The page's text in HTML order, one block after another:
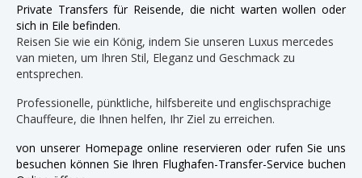
Private Transfers für Reisende, die nicht warten wollen oder
sich in Eile befinden.
Reisen Sie wie ein König, indem Sie unseren Luxus mercedes
van mieten, um Ihren Stil, Eleganz und Geschmack zu
entsprechen.
Professionelle, pünktliche, hilfsbereite und englischsprachige
Chauffeure, die Ihnen helfen, Ihr Ziel zu erreichen.
von unserer Homepage online reservieren oder rufen Sie uns
besuchen können Sie Ihren Flughafen-Transfer-Service buchen